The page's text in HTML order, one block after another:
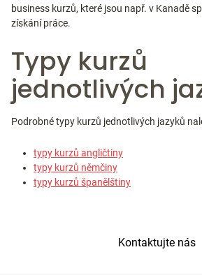
business kurzů, které jsou např. v Kanadě
získání práce.
Typy kurzů
jednotlivých
Podrobné typy kurzů jednotlivých jazyků
typy kurzů angličtiny
typy kurzů němčiny
typy kurzů španělštiny
Kontaktujte nás